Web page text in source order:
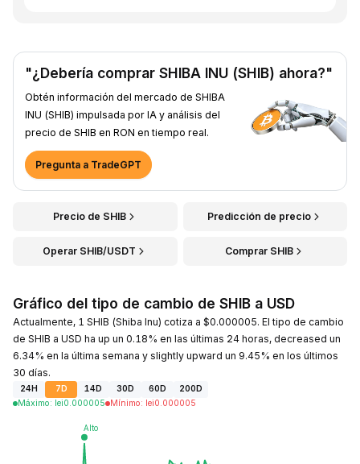
"¿Debería comprar SHIBA INU (SHIB) ahora?"
Obtén información del mercado de SHIBA
INU (SHIB) impulsada por IA y análisis del
precio de SHIB en RON en tiempo real.
Pregunta a TradeGPT
Precio de SHIB Predicción de precio
Operar SHIB/USDT Comprar SHIB
Gráfico del tipo de cambio de SHIB a USD
Actualmente, 1 SHIB (Shiba Inu) cotiza a $0.000005. El tipo de cambio
de SHIB a USD ha up un 0.18% en las últimas 24 horas, decreased un
6.34% en la última semana y slightly upward un 9.45% en los últimos
30 días.
24H 7D 14D 30D 60D
200D
Máximo: lei0.000005 Mínimo: lei0.000005